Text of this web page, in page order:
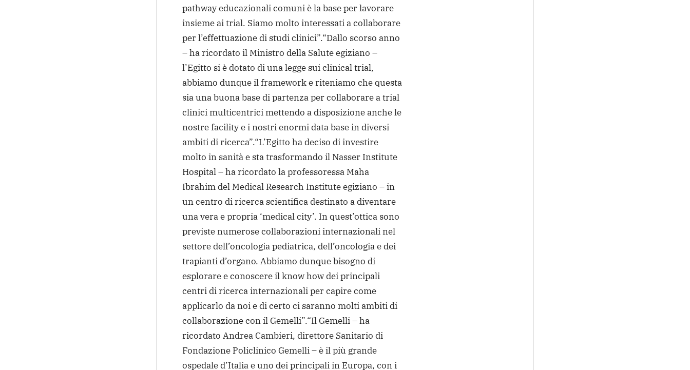
pathway educazionali comuni è la base per lavorare
insieme ai trial. Siamo molto interessati a collaborare
per l’effettuazione di studi clinici”.“Dallo scorso anno
– ha ricordato il Ministro della Salute egiziano –
l’Egitto si è dotato di una legge sui clinical trial,
abbiamo dunque il framework e riteniamo che questa
sia una buona base di partenza per collaborare a trial
clinici multicentrici mettendo a disposizione anche le
nostre facility e i nostri enormi data base in diversi
ambiti di ricerca”.“L’Egitto ha deciso di investire
molto in sanità e sta trasformando il Nasser Institute
Hospital – ha ricordato la professoressa Maha
Ibrahim del Medical Research Institute egiziano – in
un centro di ricerca scientifica destinato a diventare
una vera e propria ‘medical city’. In quest’ottica sono
previste numerose collaborazioni internazionali nel
settore dell’oncologia pediatrica, dell’oncologia e dei
trapianti d’organo. Abbiamo dunque bisogno di
esplorare e conoscere il know how dei principali
centri di ricerca internazionali per capire come
applicarlo da noi e di certo ci saranno molti ambiti di
collaborazione con il Gemelli”.“Il Gemelli – ha
ricordato Andrea Cambieri, direttore Sanitario di
Fondazione Policlinico Gemelli – è il più grande
ospedale d’Italia e uno dei principali in Europa, con i